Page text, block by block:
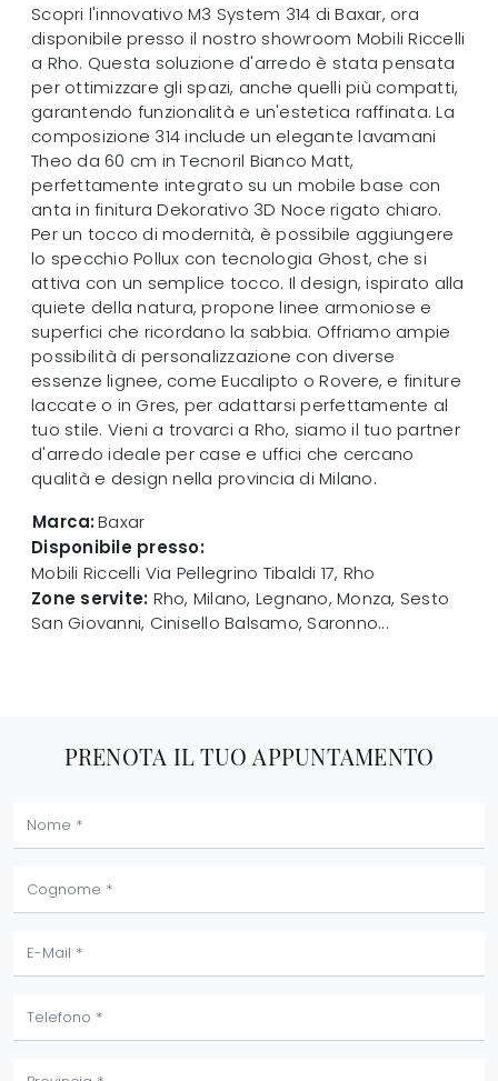
Scopri l'innovativo M3 System 314 di Baxar, ora
disponibile presso il nostro showroom Mobili Riccelli
a Rho. Questa soluzione d'arredo è stata pensata
per ottimizzare gli spazi, anche quelli più compatti,
garantendo funzionalità e un'estetica raffinata. La
composizione 314 include un elegante lavamani
Theo da 60 cm in Tecnoril Bianco Matt,
perfettamente integrato su un mobile base con
anta in finitura Dekorativo 3D Noce rigato chiaro.
Per un tocco di modernità, è possibile aggiungere
lo specchio Pollux con tecnologia Ghost, che si
attiva con un semplice tocco. Il design, ispirato alla
quiete della natura, propone linee armoniose e
superfici che ricordano la sabbia. Offriamo ampie
possibilità di personalizzazione con diverse
essenze lignee, come Eucalipto o Rovere, e finiture
laccate o in Gres, per adattarsi perfettamente al
tuo stile. Vieni a trovarci a Rho, siamo il tuo partner
d'arredo ideale per case e uffici che cercano
qualità e design nella provincia di Milano.
Marca:Baxar
Disponibile presso:
Mobili Riccelli Via Pellegrino Tibaldi 17, Rho
Zone servite: Rho, Milano, Legnano, Monza, Sesto
San Giovanni, Cinisello Balsamo, Saronno...
PRENOTA IL TUO APPUNTAMENTO